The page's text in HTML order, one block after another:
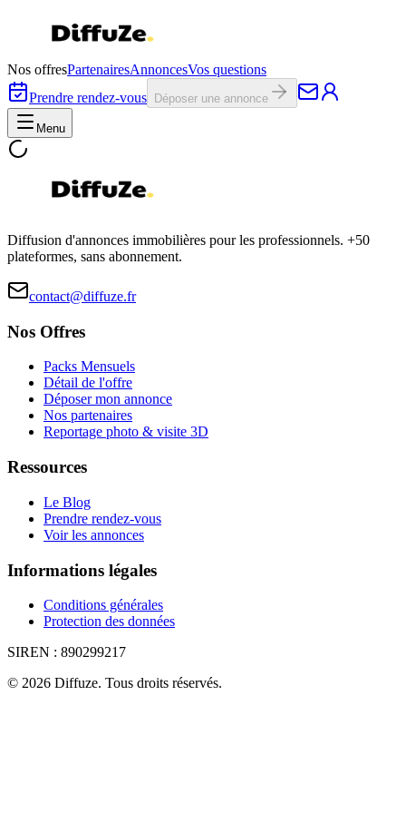
Nos offresPartenairesAnnoncesVos questions
Prendre rendez-vous
Déposer une annonce
Menu
Diffusion d'annonces immobilières pour les professionnels. +50
plateformes, sans abonnement.
contact@diffuze.fr
Nos Offres
Packs Mensuels
Détail de l'offre
Déposer mon annonce
Nos partenaires
Reportage photo & visite 3D
Ressources
Le Blog
Prendre rendez-vous
Voir les annonces
Informations légales
Conditions générales
Protection des données
SIREN : 890299217
© 2026 Diffuze. Tous droits réservés.